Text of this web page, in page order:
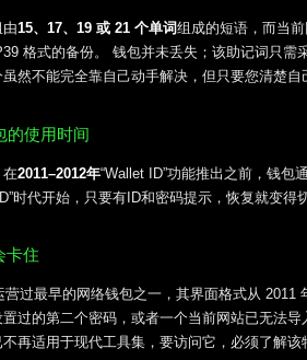
15、17、19 或 21 个单词组成的短语，而当
格式的备份。 钱包并未丢失；该助记词只
然不能完全靠自己动手解决，但只要您清楚自
的使用时间
在2011–2012年“Wallet ID”功能推出之前，钱
时代开始，只要有ID和密码提示，恢复就变
卡住
营过最早的网络钱包之一，其界面格式从
过的第二个密码，或者一个当前网站已无法
再适用于现代工具集，要访问它，必须了解该